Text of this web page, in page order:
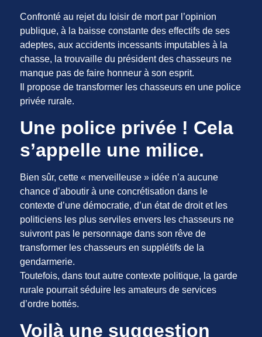
Confronté au rejet du loisir de mort par l’opinion
publique, à la baisse constante des effectifs de ses
adeptes, aux accidents incessants imputables à la
chasse, la trouvaille du président des chasseurs ne
manque pas de faire honneur à son esprit.
Il propose de transformer les chasseurs en une police
privée rurale.
Une police privée ! Cela
s’appelle une milice.
Bien sûr, cette « merveilleuse » idée n’a aucune
chance d’aboutir à une concrétisation dans le
contexte d’une démocratie, d’un état de droit et les
politiciens les plus serviles envers les chasseurs ne
suivront pas le personnage dans son rêve de
transformer les chasseurs en supplétifs de la
gendarmerie.
Toutefois, dans tout autre contexte politique, la garde
rurale pourrait séduire les amateurs de services
d’ordre bottés.
Voilà une suggestion